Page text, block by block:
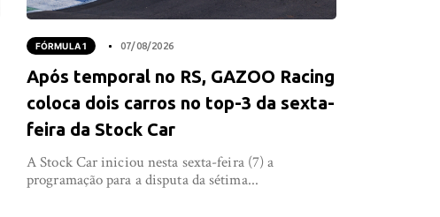
FÓRMULA 1 07/08/2026
Após temporal no RS, GAZOO Racing
coloca dois carros no top-3 da sexta-
feira da Stock Car
A Stock Car iniciou nesta sexta-feira (7) a
programação para a disputa da sétima...